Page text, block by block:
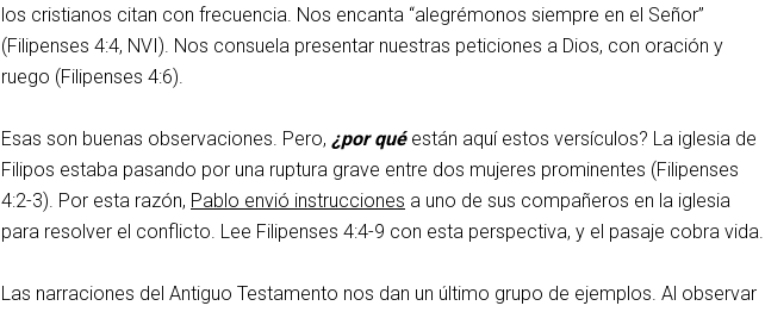
los cristianos citan con frecuencia. Nos encanta “alegrémonos siempre en el Señor”
(Filipenses 4:4, NVI). Nos consuela presentar nuestras peticiones a Dios, con oración y
ruego (Filipenses 4:6).
Esas son buenas observaciones. Pero, ¿por quéestán aquí estos versículos? La iglesia de
Filipos estaba pasando por una ruptura grave entre dos mujeres prominentes (Filipenses
4:2-3). Por esta razón, Pablo envió instrucciones a uno de sus compañeros en la iglesia
para resolver el conflicto. Lee Filipenses 4:4-9 con esta perspectiva, y el pasaje cobra vida.
Las narraciones del Antiguo Testamento nos dan un último grupo de ejemplos. Al observar